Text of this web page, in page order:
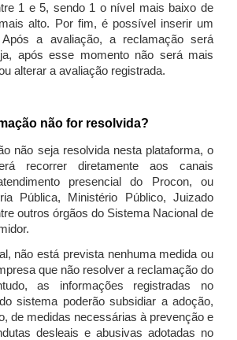
1 e 5, sendo 1 o nível mais baixo de
alto. Por fim, é possível inserir um
Após a avaliação, a reclamação será
após esse momento não será mais
alterar a avaliação registrada.
não for resolvida?
não seja resolvida nesta plataforma, o
recorrer diretamente aos canais
presencial do Procon, ou
Pública, Ministério Público, Juizado
outros órgãos do Sistema Nacional de
não está prevista nenhuma medida ou
que não resolver a reclamação do
as informações registradas no
sistema poderão subsidiar a adoção,
de medidas necessárias à prevenção e
desleais e abusivas adotadas no